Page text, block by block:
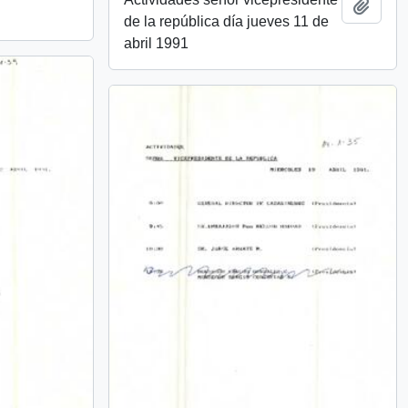
de la república día jueves 11 de
abril 1991